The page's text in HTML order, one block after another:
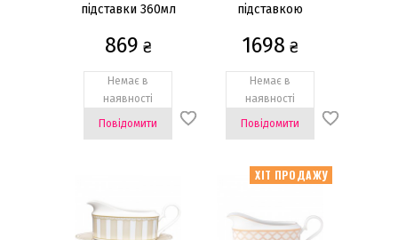
Так (18)
підставки 360мл
869 ₴
Немає в
наявності
Повідомити
підставкою
1698 ₴
Немає в
наявності
Повідомити
ХІТ ПРОДАЖУ